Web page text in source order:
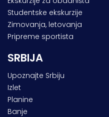
Studentske ekskurzije
Zimovanja, letovanja
Pripreme sportista
SRBIJA
Upoznajte Srbiju
Izlet
Planine
Banje